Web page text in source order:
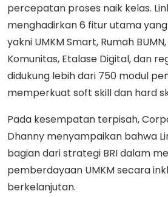
percepatan proses naik kelas.
menghadirkan 6 fitur utama
yakni UMKM Smart, Rumah
Komunitas, Etalase Digital, dan
didukung lebih dari 750 modul
memperkuat soft skill dan hard
Pada kesempatan terpisah,
Dhanny menyampaikan bahwa
bagian dari strategi BRI dalam
pemberdayaan UMKM secara
berkelanjutan.